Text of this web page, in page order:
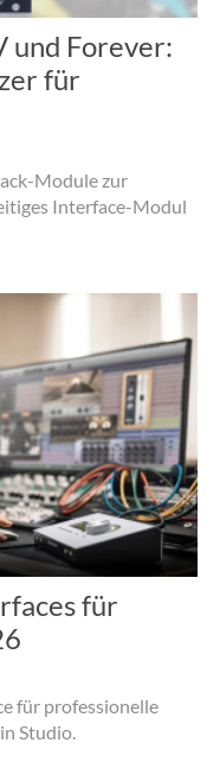
und Forever:
für
Module zur
Interface-Modul
für
für professionelle
Studio.